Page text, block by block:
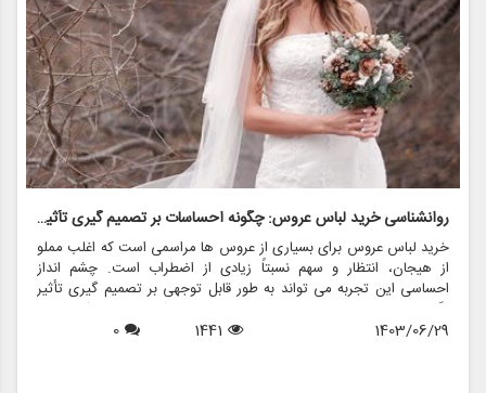
روانشناسی خرید لباس عروس: چگونه احساسات بر تصمیم گیری تأثیر می گذارد
خرید لباس عروس برای بسیاری از عروس ها مراسمی است که اغلب مملو
از هیجان، انتظار و سهم نسبتاً زیادی از اضطراب است. چشم انداز
احساسی این تجربه می تواند به طور قابل توجهی بر تصمیم گیری تأثیر
بگذارد و منجر به انتخاب هایی شود که نه تنها سبک شخصی بلکه عوامل
روانی عمیق تری را نیز منعکس می کند. در این مقاله، روانشناسی خرید
1403/06/29
1441
0